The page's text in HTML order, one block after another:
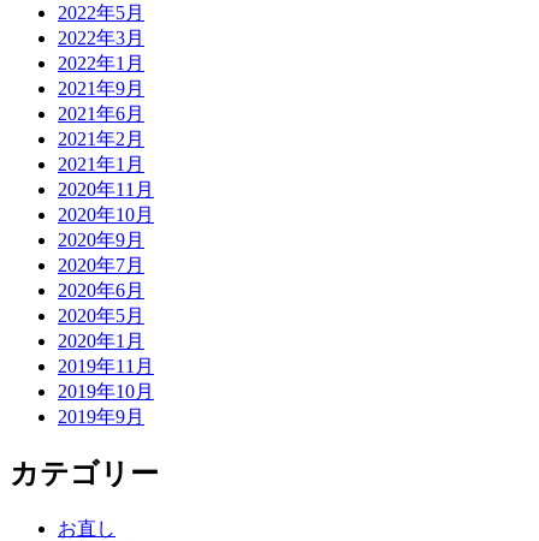
2022年5月
2022年3月
2022年1月
2021年9月
2021年6月
2021年2月
2021年1月
2020年11月
2020年10月
2020年9月
2020年7月
2020年6月
2020年5月
2020年1月
2019年11月
2019年10月
2019年9月
カテゴリー
お直し